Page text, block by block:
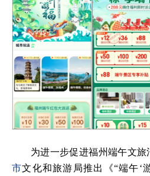
为进一步促进福州端午文旅
市文化和旅游局推出《“端午‘